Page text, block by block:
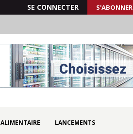
SE CONNECTER S'ABONNER
ALIMENTAIRE LANCEMENTS